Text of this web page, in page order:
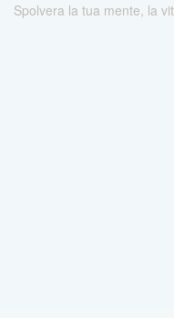
Spolvera la tua mente, la